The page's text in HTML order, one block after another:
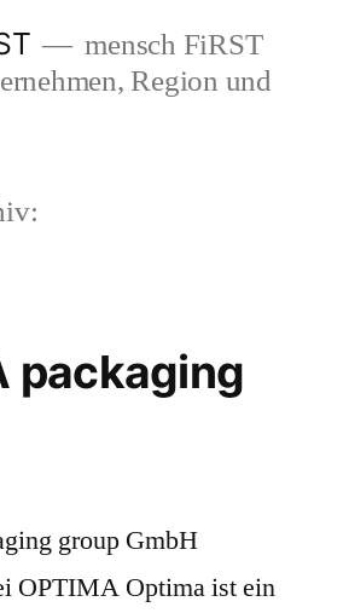
mensch FiRST
Region und
packaging
group GmbH
OPTIMA Optima ist ein